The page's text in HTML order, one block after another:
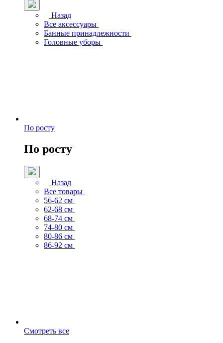
Назад
Все аксессуары
Банные принадлежности
Головные уборы
По росту
По росту
Назад
Все товары
56-62 см
62-68 см
68-74 см
74-80 см
80-86 см
86-92 см
Смотреть все